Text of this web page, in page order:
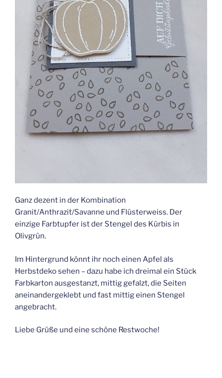
Ganz dezent in der Kombination
Granit/Anthrazit/Savanne und Flüsterweiss. Der
einzige Farbtupfer ist der Stengel des Kürbis in
Olivgrün.
Im Hintergrund könnt ihr noch einen Apfel als
Herbstdeko sehen – dazu habe ich dreimal ein Stück
Farbkarton ausgestanzt, mittig gefalzt, die Seiten
aneinandergeklebt und fast mittig einen Stengel
angebracht.
Liebe Grüße und eine schöne Restwoche!